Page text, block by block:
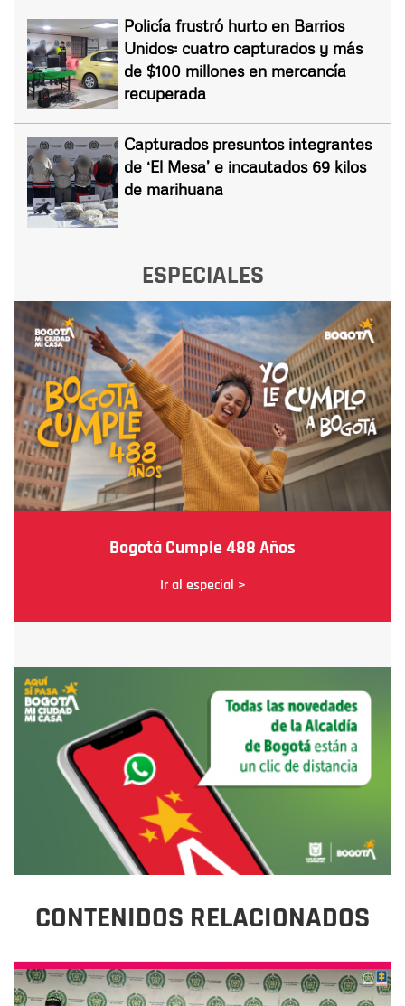
Policía frustró hurto en Barrios
Unidos: cuatro capturados y más
de $100 millones en mercancía
recuperada
Capturados presuntos integrantes
de ‘El Mesa’ e incautados 69 kilos
de marihuana
ESPECIALES
Bogotá Cumple 488 Años
Ir al especial >
CONTENIDOS RELACIONADOS